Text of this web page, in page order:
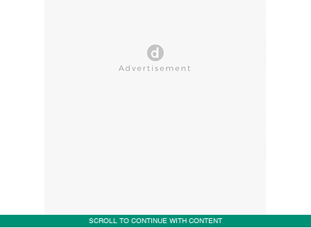
SCROLL TO CONTINUE WITH CONTENT